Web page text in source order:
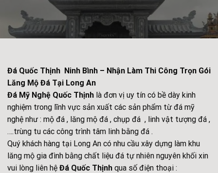
Đá Quốc Thịnh Ninh Bình – Nhận Làm Thi Công Trọn Gói
Lăng Mộ Đá Tại Long An
Đá Mỹ Nghệ Quốc Thịnh là đơn vị uy tín có bề dày kinh
nghiệm trong lĩnh vực sản xuất các sản phẩm từ đá mỹ
nghệ như : mộ đá , lăng mộ đá , chụp đá , linh vật tượng đá ,
….trùng tu các công trình tâm linh bằng đá .
Quý khách hàng tại Long An có nhu cầu xây dựng làm khu
lăng mộ gia đình bằng chất liệu đá tự nhiên nguyên khối xin
vui lòng liên hệ Đá Quốc Thịnh qua số điện thoại :